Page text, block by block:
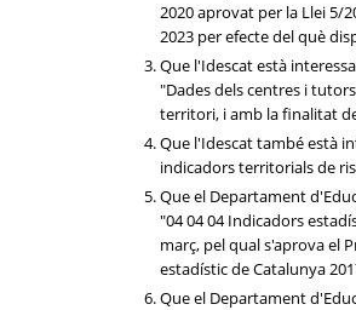
2020 aprovat per la Llei 5/
2023 per efecte del què
Que l'Idescat està
"Dades dels centres i
territori, i amb la finalitat
Que l'Idescat també està
indicadors territorials de
Que el Departament
"04 04 04 Indicadors
març, pel qual s'aprova el
estadístic de Catalunya
Que el Departament